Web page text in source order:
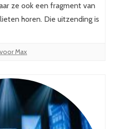
ze ook een fragment van
horen. Die uitzending is
Max